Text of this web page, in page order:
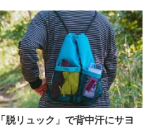
「脱リュック」で背中汗にサヨ